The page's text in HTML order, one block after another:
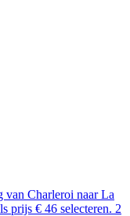
van Charleroi naar La
prijs € 46 selecteren. 2